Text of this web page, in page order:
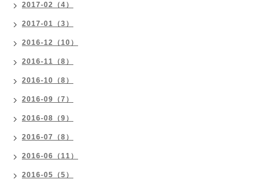
2017-02（4）
2017-01（3）
2016-12（10）
2016-11（8）
2016-10（8）
2016-09（7）
2016-08（9）
2016-07（8）
2016-06（11）
2016-05（5）